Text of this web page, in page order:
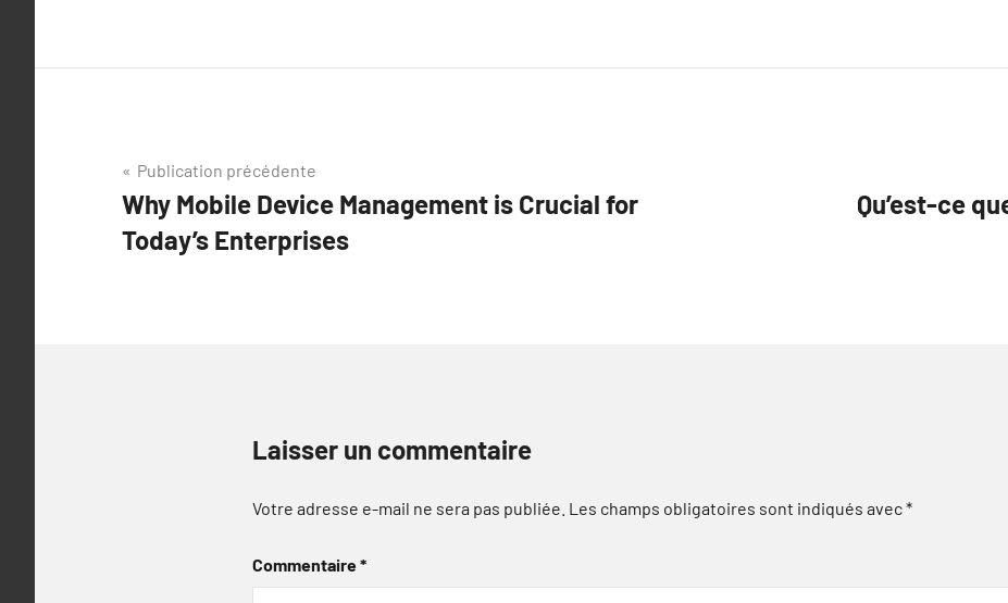
Navigation
de
l’article
Publication précédente
Why Mobile Device Management is Crucial for
Today’s Enterprises
Qu’est-ce
Laisser un commentaire
Votre adresse e-mail ne sera pas publiée. Les champs obligatoires sont indiqués avec*
Commentaire*